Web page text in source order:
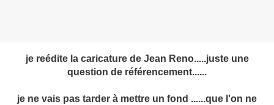
je reédite la caricature de Jean Reno.....juste une
question de référencement......
je ne vais pas tarder à mettre un fond ......que l'on ne